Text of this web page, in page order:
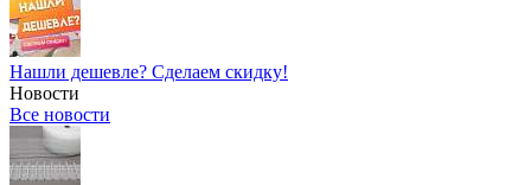
Нашли дешевле? Сделаем скидку!
Новости
Все новости